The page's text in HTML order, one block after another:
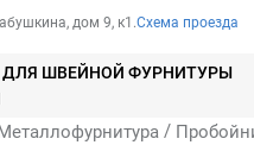
дом 9, к1.Схема проезда
ДЛЯ ШВЕЙНОЙ ФУРНИТУРЫ
/